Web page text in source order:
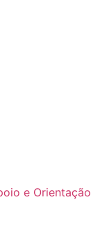
e Orientação